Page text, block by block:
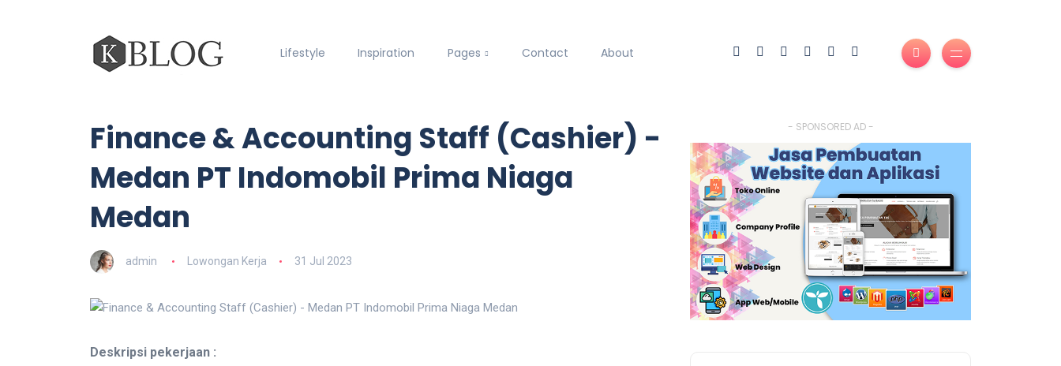
Lifestyle Inspiration Pages Contact About
Finance & Accounting Staff (Cashier) -
Medan PT Indomobil Prima Niaga
Medan
admin Lowongan Kerja 31 Jul 2023
Deskripsi pekerjaan :
- SPONSORED AD -